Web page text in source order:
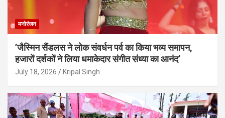
मनोरंजन
’जैस्मिन सैंडलस ने लोक संवर्धन पर्व का किया भव्य समापन,
हजारों दर्शकों ने लिया धमाकेदार संगीत संध्या का आनंद’
July 18, 2026 Kripal Singh